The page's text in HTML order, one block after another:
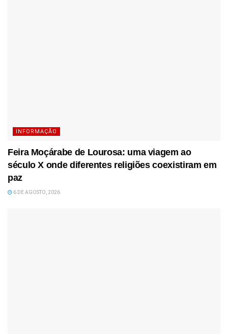
INFORMAÇÃO
Feira Moçárabe de Lourosa: uma viagem ao
século X onde diferentes religiões coexistiram em
paz
6 DE AGOSTO, 2026